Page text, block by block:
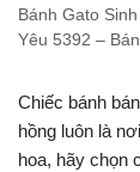
Bánh Gato
Yêu 5392 –
Chiếc bánh
hồng luôn là
hoa, hãy chọn